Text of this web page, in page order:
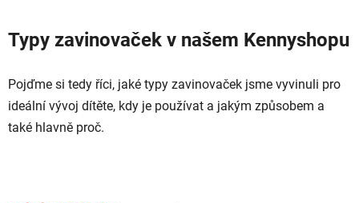
Typy zavinovaček v našem Kennyshopu
Pojďme si tedy říci, jaké typy zavinovaček jsme vyvinuli pro
ideální vývoj dítěte, kdy je používat a jakým způsobem a
také hlavně proč.